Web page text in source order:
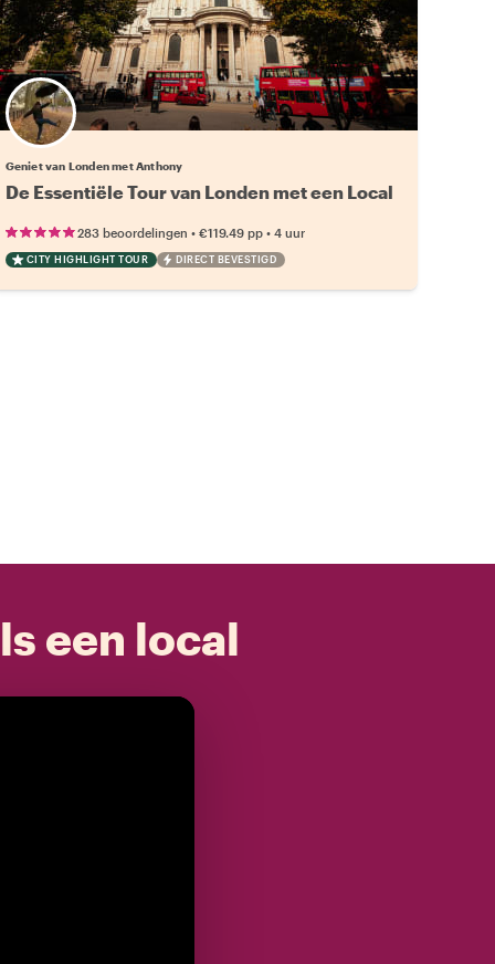
Geniet van Londen met Anthony
De Essentiële Tour van Londen met een Local
283 beoordelingen • €119.49 pp• 4 uur
CITY HIGHLIGHT TOUR DIRECT BEVESTIGD
een local